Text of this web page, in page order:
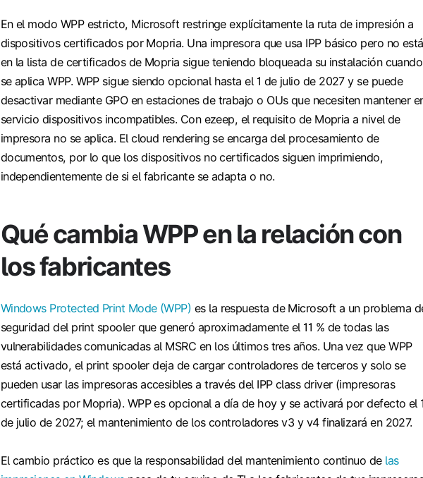
En el modo WPP estricto, Microsoft restringe explícitamente la ruta de impresión a
dispositivos certificados por Mopria. Una impresora que usa IPP básico pero no está
en la lista de certificados de Mopria sigue teniendo bloqueada su instalación cuando
se aplica WPP. WPP sigue siendo opcional hasta el 1 de julio de 2027 y se puede
desactivar mediante GPO en estaciones de trabajo o OUs que necesiten mantener
servicio dispositivos incompatibles. Con ezeep, el requisito de Mopria a nivel de
impresora no se aplica. El cloud rendering se encarga del procesamiento de
documentos, por lo que los dispositivos no certificados siguen imprimiendo,
independientemente de si el fabricante se adapta o no.
Qué cambia WPP en la relación con
los fabricantes
Windows Protected Print Mode (WPP) es la respuesta de Microsoft a un problema
seguridad del print spooler que generó aproximadamente el 11 % de todas las
vulnerabilidades comunicadas al MSRC en los últimos tres años. Una vez que WPP
está activado, el print spooler deja de cargar controladores de terceros y solo se
pueden usar las impresoras accesibles a través del IPP class driver (impresoras
certificadas por Mopria). WPP es opcional a día de hoy y se activará por defecto el
de julio de 2027; el mantenimiento de los controladores v3 y v4 finalizará en 2027.
El cambio práctico es que la responsabilidad del mantenimiento continuo de las